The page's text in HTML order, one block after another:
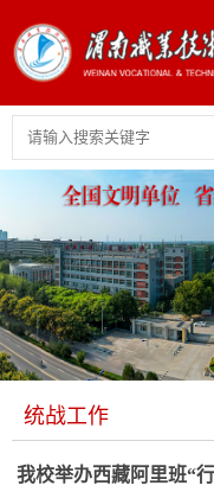
统战工作
我校举办西藏阿里班“